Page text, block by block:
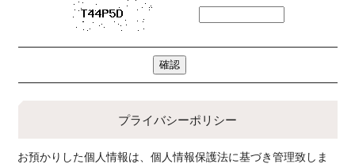
プライバシーポリシー
お預かりした個人情報は、個人情報保護法に基づき管理致しま